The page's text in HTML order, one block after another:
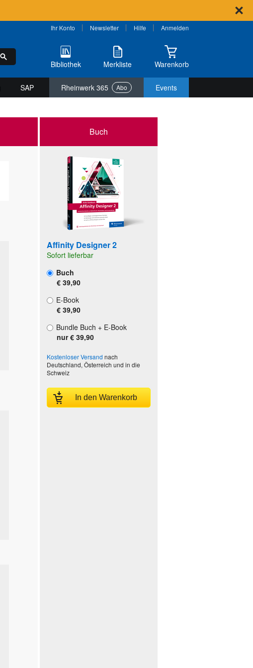
Ihr Konto Newsletter Hilfe Anmelden
Bibliothek Merkliste Warenkorb
SAP Rheinwerk 365 Abo Events
Buch
Affinity Designer 2
Sofort lieferbar
Buch
€ 39,90
E-Book
€ 39,90
Bundle Buch + E-Book
nur € 39,90
Kostenloser Versand nach
Deutschland, Österreich und in die
Schweiz
In den Warenkorb